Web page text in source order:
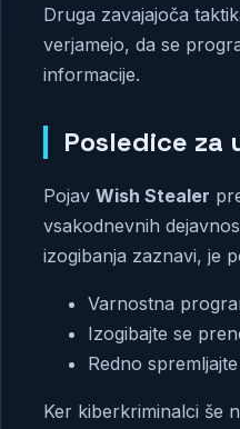
Druga zavajajoča
verjamejo, da se
informacije.
Posledice za
Pojav Wish Stealer
vsakodnevnih
izogibanja zaznavi, je
Varnostna
Izogibajte se
Redno
Ker kiberkriminalci še